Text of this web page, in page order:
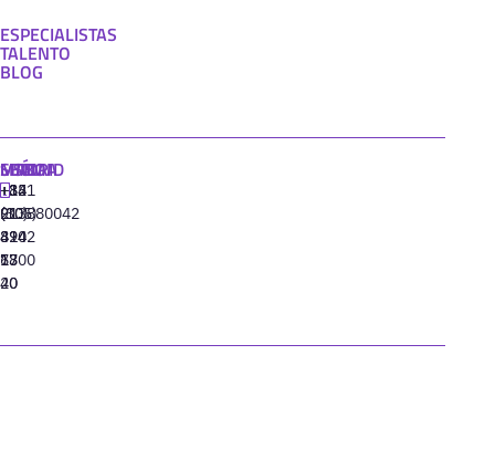
ESPECIALISTAS
TALENTO
BLOG
MADRID
+34
91
310
77
40
MIAMI
+1
(305)
424
13
20
SEÚL
+82
(10)
8942
6800
LISBOA
‪+351
213880042